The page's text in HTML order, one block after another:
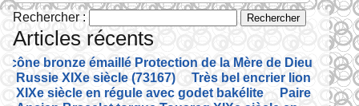
Rechercher :
Articles récents
Icône bronze émaillé Protection de la Mère de Dieu
Russie XIXe siècle (73167)
Très bel encrier lion
XIXe siècle en régule avec godet bakélite
Paire